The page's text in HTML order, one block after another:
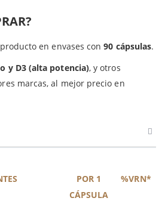
en envases con90 cápsulas.
y D3 (alta potencia), y otros
marcas, al mejor precio en
POR 1
CÁPSULA
%VRN*